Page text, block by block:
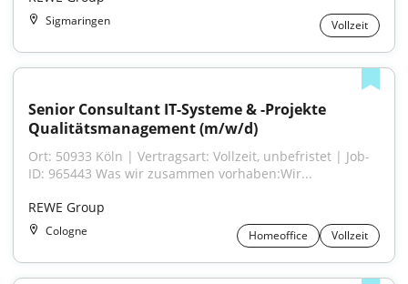
Sigmaringen Vollzeit
Senior Consultant IT-Systeme & -Projekte
Qualitätsmanagement (m/w/d)
Ort: 50933 Köln | Vertragsart: Vollzeit, unbefristet | Job-
ID: 965443 Was wir zusammen vorhaben:Wir...
REWE Group
Cologne Homeoffice Vollzeit